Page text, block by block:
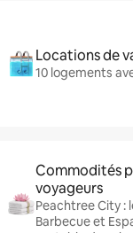
Locations de
10 logements
Commodités
voyageurs
Peachtree City :
Barbecue et